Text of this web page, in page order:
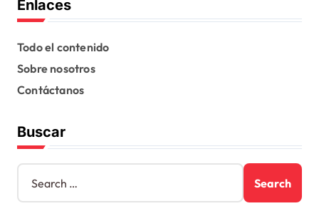
t
i
n
Enlaces
Todo el contenido
Sobre nosotros
Contáctanos
Buscar
S
a